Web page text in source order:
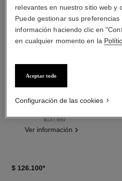
Armonía de Tres Polvos Efecto
Buena Cara, Polvos
Bronceadores, Rubor e
Iluminador. Rostro, Cuello Y
Ref. 186362
5 tonos disponibles
$137,650
Ver información
$ 126.100*
relevantes en nuestro sitio web y
Puede gestionar sus
información haciendo clic en
en cualquier momento en la
Aceptar todo
Configuración de las cookies